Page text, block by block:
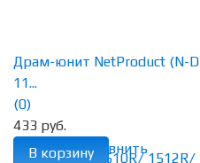
избранное сравнить
Драм-юнит NetProduct (N-
11...
(0)
433 руб.
В корзину